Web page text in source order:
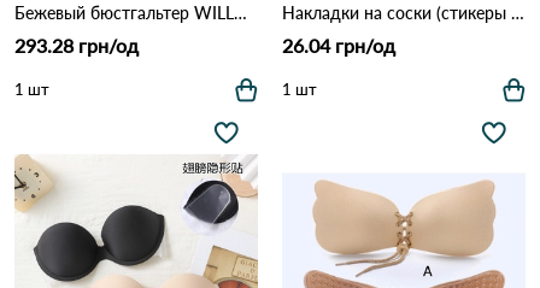
Бежевый бюстгальтер WILLABRA 606 Различные цвета
293.28 грн/од
1 шт
Накладки на соски (стикеры для груди) Girabella 1001 Бежевый
26.04 грн/од
1 шт